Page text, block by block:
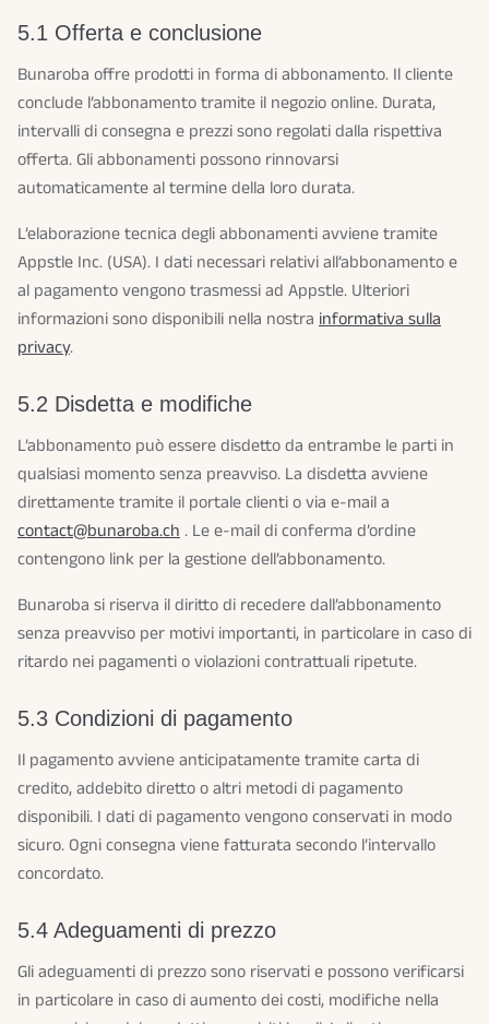
5.1 Offerta e conclusione
Bunaroba offre prodotti in forma di abbonamento. Il cliente
conclude l’abbonamento tramite il negozio online. Durata,
intervalli di consegna e prezzi sono regolati dalla rispettiva
offerta. Gli abbonamenti possono rinnovarsi
automaticamente al termine della loro durata.
L’elaborazione tecnica degli abbonamenti avviene tramite
Appstle Inc. (USA). I dati necessari relativi all’abbonamento e
al pagamento vengono trasmessi ad Appstle. Ulteriori
informazioni sono disponibili nella nostra informativa sulla
privacy.
5.2 Disdetta e modifiche
L’abbonamento può essere disdetto da entrambe le parti in
qualsiasi momento senza preavviso. La disdetta avviene
direttamente tramite il portale clienti o via e-mail a
contact@bunaroba.ch. Le e-mail di conferma d’ordine
contengono link per la gestione dell’abbonamento.
Bunaroba si riserva il diritto di recedere dall’abbonamento
senza preavviso per motivi importanti, in particolare in caso di
ritardo nei pagamenti o violazioni contrattuali ripetute.
5.3 Condizioni di pagamento
Il pagamento avviene anticipatamente tramite carta di
credito, addebito diretto o altri metodi di pagamento
disponibili. I dati di pagamento vengono conservati in modo
sicuro. Ogni consegna viene fatturata secondo l’intervallo
concordato.
5.4 Adeguamenti di prezzo
Gli adeguamenti di prezzo sono riservati e possono verificarsi
in particolare in caso di aumento dei costi, modifiche nella